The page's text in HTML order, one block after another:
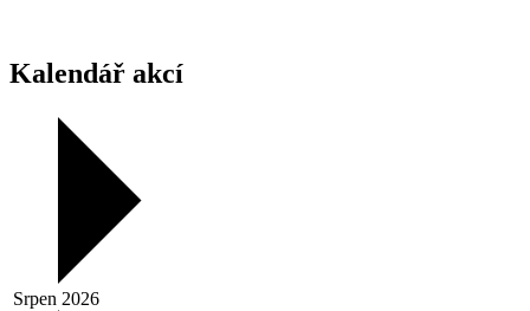
Kalendář akcí
Srpen 2026